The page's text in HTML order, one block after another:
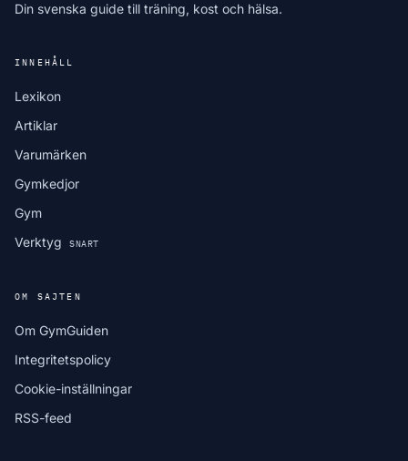
Din svenska guide till träning, kost och hälsa.
INNEHÅLL
Lexikon
Artiklar
Varumärken
Gymkedjor
Gym
Verktyg
SNART
OM SAJTEN
Om GymGuiden
Integritetspolicy
Cookie-inställningar
RSS-feed